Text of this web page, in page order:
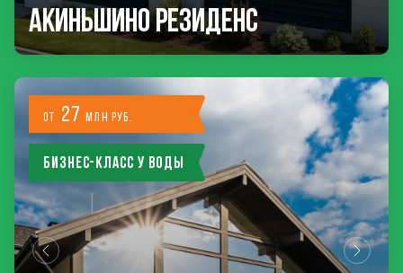
Акиньшино Резиденс
от 27млн руб.
Бизнес-класс у воды